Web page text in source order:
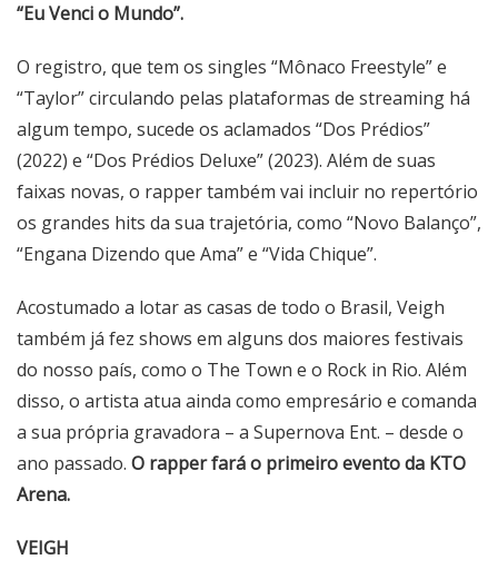
“Eu Venci o Mundo”.
O registro, que tem os singles “Mônaco Freestyle” e
“Taylor” circulando pelas plataformas de streaming há
algum tempo, sucede os aclamados “Dos Prédios”
(2022) e “Dos Prédios Deluxe” (2023). Além de suas
faixas novas, o rapper também vai incluir no repertório
os grandes hits da sua trajetória, como “Novo Balanço”,
“Engana Dizendo que Ama” e “Vida Chique”.
Acostumado a lotar as casas de todo o Brasil, Veigh
também já fez shows em alguns dos maiores festivais
do nosso país, como o The Town e o Rock in Rio. Além
disso, o artista atua ainda como empresário e comanda
a sua própria gravadora – a Supernova Ent. – desde o
ano passado. O rapper fará o primeiro evento da KTO
Arena.
VEIGH